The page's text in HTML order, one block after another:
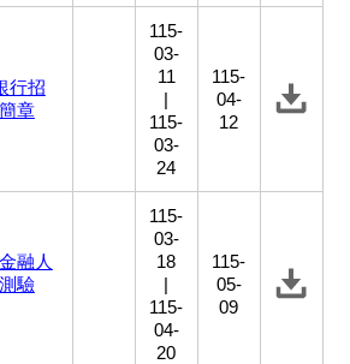
行招
章
115-
03-
11
|
115-
03-
24
115-
04-
12
融人
驗
115-
03-
18
|
115-
04-
20
115-
05-
09